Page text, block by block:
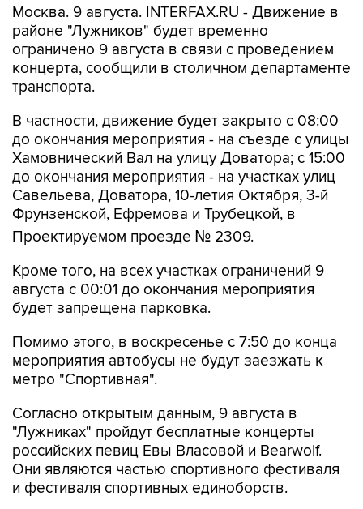
Москва. 9 августа. INTERFAX.RU - Движение в
районе "Лужников" будет временно
ограничено 9 августа в связи с проведением
концерта, сообщили в столичном департаменте
транспорта.
В частности, движение будет закрыто с 08:00
до окончания мероприятия - на съезде с улицы
Хамовнический Вал на улицу Доватора; с 15:00
до окончания мероприятия - на участках улиц
Савельева, Доватора, 10-летия Октября, 3-й
Фрунзенской, Ефремова и Трубецкой, в
Проектируемом проезде № 2309.
Кроме того, на всех участках ограничений 9
августа с 00:01 до окончания мероприятия
будет запрещена парковка.
Помимо этого, в воскресенье с 7:50 до конца
мероприятия автобусы не будут заезжать к
метро "Спортивная".
Согласно открытым данным, 9 августа в
"Лужниках" пройдут бесплатные концерты
российских певиц Евы Власовой и Bearwolf.
Они являются частью спортивного фестиваля
и фестиваля спортивных единоборств.